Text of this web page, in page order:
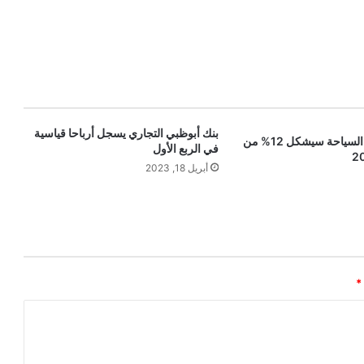
الإمارات.. قطاع السياحة سيشكل 12% من
بنك أبوظبي التجاري يسجل أرباحا قياسية
في الربع الأول
أبريل 18, 2023
*